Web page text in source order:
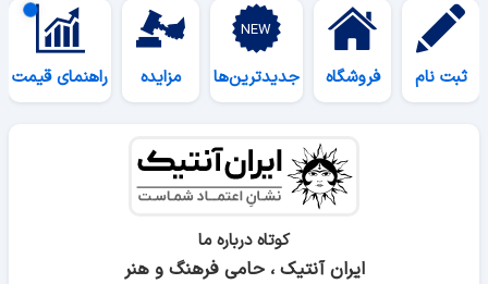
ثبت نام فروشگاه جدیدترین‌ها مزایده راهنمای قیمت
کوتاه درباره ما
ایران آنتیک ، حامی فرهنگ و هنر